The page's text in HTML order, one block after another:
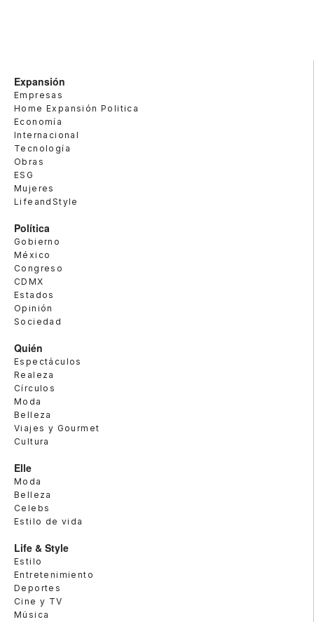
Expansión
Empresas
Home Expansión Politica
Economía
Internacional
Tecnología
Obras
ESG
Mujeres
LifeandStyle
Política
Gobierno
México
Congreso
CDMX
Estados
Opinión
Sociedad
Quién
Espectáculos
Realeza
Círculos
Moda
Belleza
Viajes y Gourmet
Cultura
Elle
Moda
Belleza
Celebs
Estilo de vida
Life & Style
Estilo
Entretenimiento
Deportes
Cine y TV
Música